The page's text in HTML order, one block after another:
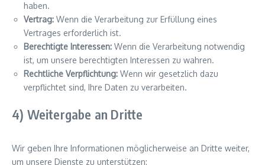
haben.
Vertrag: Wenn die Verarbeitung zur Erfüllung eines
Vertrages erforderlich ist.
Berechtigte Interessen: Wenn die Verarbeitung notwendig
ist, um unsere berechtigten Interessen zu wahren.
Rechtliche Verpflichtung: Wenn wir gesetzlich dazu
verpflichtet sind, Ihre Daten zu verarbeiten.
4) Weitergabe an Dritte
Wir geben Ihre Informationen möglicherweise an Dritte weiter,
um unsere Dienste zu unterstützen: